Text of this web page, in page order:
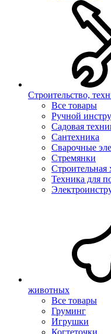
Строительство,
Все товары
Ручной
Садовая
Сантехника
Сварочные
Стремянки
Строительная
Техника для
животных
Все товары
Груминг
Игрушки
Когтеточки